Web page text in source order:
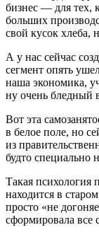
бизнес — для тех,
больших
свой кусок хлеба,
А у нас сейчас
сегмент опять
наша экономика,
ну очень бледный
Вот эта
в белое поле, но
из
будто специально
Такая психология
находится в
просто «не
сформировала все